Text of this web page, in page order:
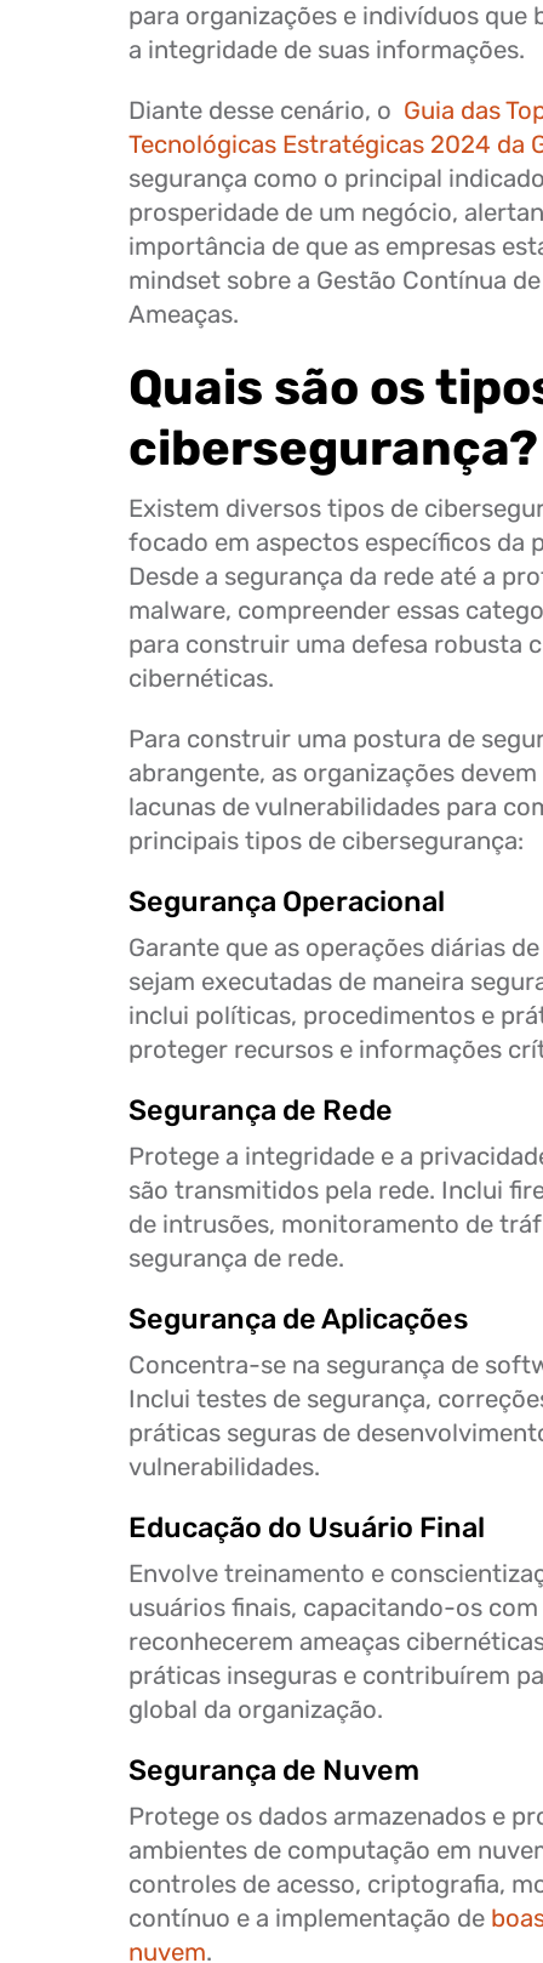
para organizações e indivíduos que
a integridade de suas informações.
Diante desse cenário, o Guia das
Tecnológicas Estratégicas 2024 da
segurança como o principal
prosperidade de um negócio,
importância de que as empresas
mindset sobre a Gestão Contínua
Ameaças.
Quais são os
cibersegurança?
Existem diversos tipos de
focado em aspectos específicos da
Desde a segurança da rede até a
malware, compreender essas
para construir uma defesa robusta
cibernéticas.
Para construir uma postura de
abrangente, as organizações
lacunas de vulnerabilidades para
principais tipos de cibersegurança:
Segurança Operacional
Garante que as operações diárias
sejam executadas de maneira
inclui políticas, procedimentos e
proteger recursos e informações
Segurança de Rede
Protege a integridade e a
são transmitidos pela rede. Inclui
de intrusões, monitoramento de
segurança de rede.
Segurança de Aplicações
Concentra-se na segurança de
Inclui testes de segurança,
práticas seguras de
vulnerabilidades.
Educação do Usuário Final
Envolve treinamento e
usuários finais, capacitando-os
reconhecerem ameaças
práticas inseguras e contribuírem
global da organização.
Segurança de Nuvem
Protege os dados armazenados e
ambientes de computação em
controles de acesso, criptografia,
contínuo e a implementação de
nuvem.